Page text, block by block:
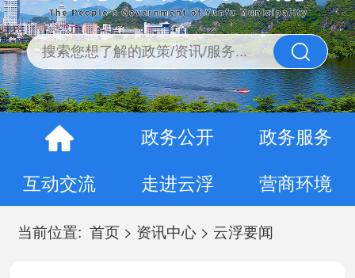
政务公开
政务服务
互动交流
走进云浮 营商环境
当前位置: 首页> 资讯中心> 云浮要闻